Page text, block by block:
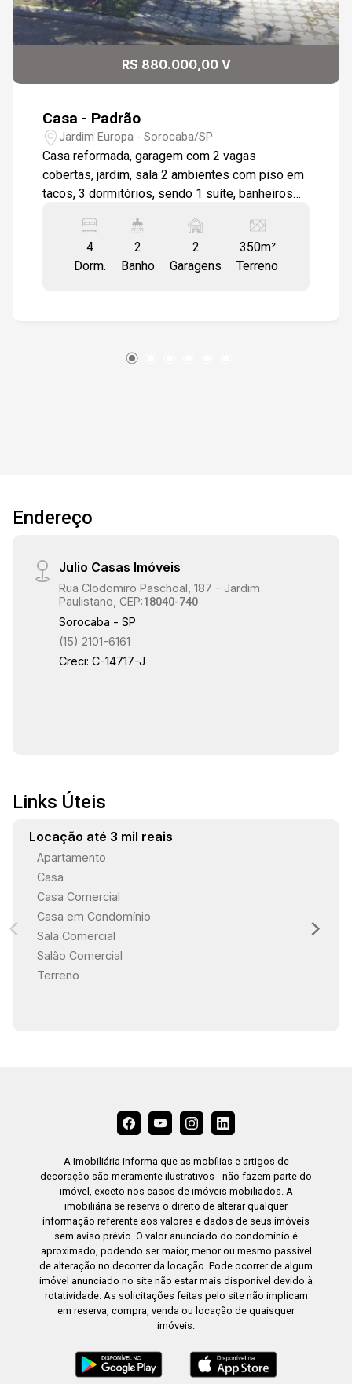
R$ 880.000,00 V
Casa - Padrão
Jardim Europa - Sorocaba/SP
Casa reformada, garagem com 2 vagas
cobertas, jardim, sala 2 ambientes com piso em
tacos, 3 dormitórios, sendo 1 suíte, banheiros
tacos, ampla copa cozinha com armários. Quintal
com 80m2 com piso, edícula com 1 dormitório e
1 banheiro, lavanderia coberta e área gourmet.
4
Dorm.
2
Banho
2
Garagens
350m²
Terreno
Endereço
Julio Casas Imóveis
Rua Clodomiro Paschoal, 187 - Jardim
Paulistano, CEP:18040-740
Sorocaba - SP
(15) 2101-6161
Creci: C-14717-J
Links Úteis
Locação até 3 mil reais
Apartamento
Casa
Casa Comercial
Casa em Condomínio
Sala Comercial
Salão Comercial
Terreno
A Imobiliária informa que as mobílias e artigos de
decoração são meramente ilustrativos - não fazem parte do
imóvel, exceto nos casos de imóveis mobiliados. A
imobiliária se reserva o direito de alterar qualquer
informação referente aos valores e dados de seus imóveis
sem aviso prévio. O valor anunciado do condomínio é
aproximado, podendo ser maior, menor ou mesmo passível
de alteração no decorrer da locação. Pode ocorrer de algum
imóvel anunciado no site não estar mais disponível devido à
rotatividade. As solicitações feitas pelo site não implicam
em reserva, compra, venda ou locação de quaisquer
imóveis.